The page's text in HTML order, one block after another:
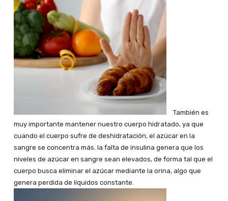
También es
muy importante mantener nuestro cuerpo hidratado, ya que
cuando el cuerpo sufre de deshidratación, el azúcar en la
sangre se concentra más. la falta de insulina genera que los
niveles de azúcar en sangre sean elevados, de forma tal que el
cuerpo busca eliminar el azúcar mediante la orina, algo que
genera perdida de líquidos constante.